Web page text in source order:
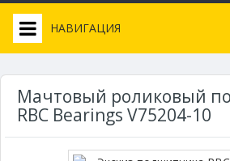
НАВИГАЦИЯ
Мачтовый роликовый
RBC Bearings V75204-10